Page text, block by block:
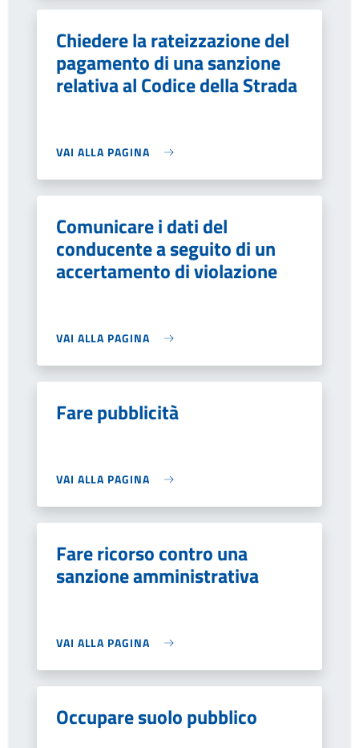
Chiedere la rateizzazione del
pagamento di una sanzione
relativa al Codice della Strada
VAI ALLA PAGINA
Comunicare i dati del
conducente a seguito di un
accertamento di violazione
VAI ALLA PAGINA
Fare pubblicità
VAI ALLA PAGINA
Fare ricorso contro una
sanzione amministrativa
VAI ALLA PAGINA
Occupare suolo pubblico